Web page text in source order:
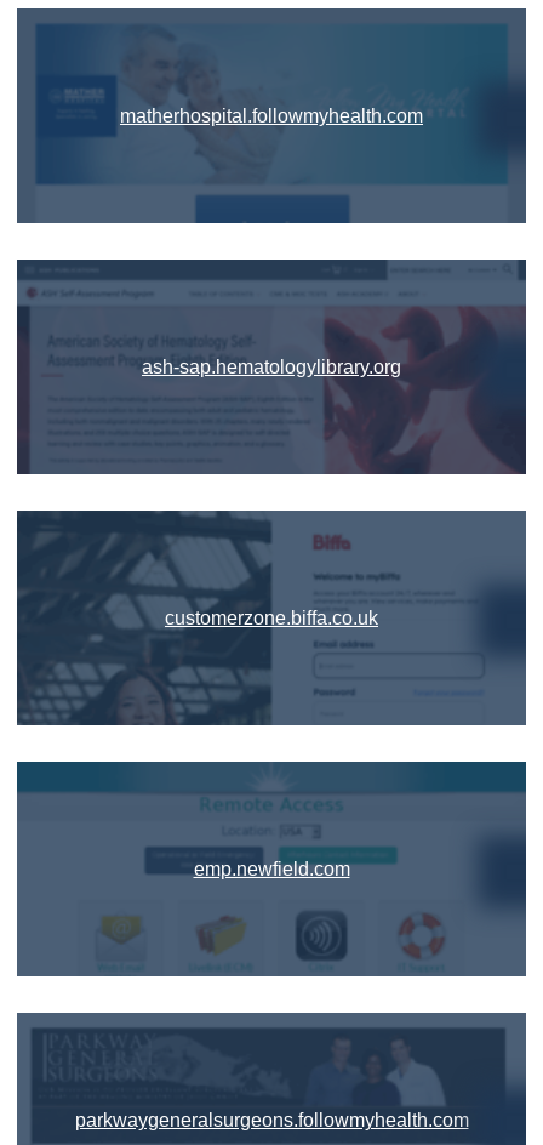
matherhospital.followmyhealth.com
ash-sap.hematologylibrary.org
customerzone.biffa.co.uk
emp.newfield.com
parkwaygeneralsurgeons.followmyhealth.com